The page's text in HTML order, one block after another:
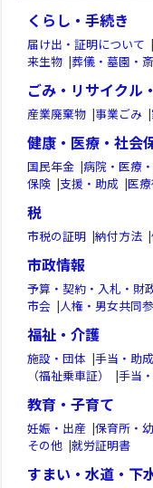
くらし・手続き
届け出・証明について |
来生物 |葬儀・墓園・
ごみ・リサイクル
産業廃棄物 |事業ごみ |
健康・医療・社会
国民年金 |病院・医療
保険 |支援・助成 |医
税
市税の証明 |納付方法 |
市政情報
予算・契約・入札・財
市会 |人権・男女共同
福祉・介護
施設・団体 |手当・助
（福祉乗車証）
|手当
教育・子育て
妊娠・出産 |保育所・
その他 |就労証明書
すまい・水道・下